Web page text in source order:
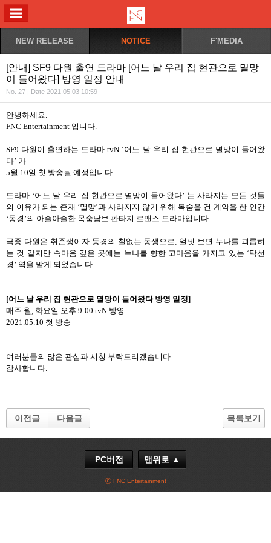
NEW RELEASE NOTICE F'MEDIA
[안내] SF9 다원 출연 드라마 [어느 날 우리 집 현관으로 멸망
이 들어왔다] 방영 일정 안내
No. 27 | Date 2021.05.03 10:59
안녕하세요.
FNC Entertainment 입니다.
SF9 다원이 출연하는 드라마 tvN ‘어느 날 우리 집 현관으로 멸망이 들어왔
다’ 가
5월 10일 첫 방송될 예정입니다.
드라마 ‘어느 날 우리 집 현관으로 멸망이 들어왔다’ 는 사라지는 모든 것들
의 이유가 되는 존재 ‘멸망’과 사라지지 않기 위해 목숨을 건 계약을 한 인간
‘동경’의 아슬아슬한 목숨담보 판타지 로맨스 드라마입니다.
극중 다원은 취준생이자 동경의 철없는 동생으로, 얼핏 보면 누나를 괴롭히
는 것 같지만 속마음 깊은 곳에는 누나를 향한 고마움을 가지고 있는 ‘탁선
경’ 역을 맡게 되었습니다.
[어느 날 우리 집 현관으로 멸망이 들어왔다 방영 일정]
매주 월, 화요일 오후 9:00 tvN 방영
2021.05.10 첫 방송
여러분들의 많은 관심과 시청 부탁드리겠습니다.
감사합니다.
이전글 다음글 목록보기
PC버전 맨위로 ▲
ⓒ FNC Entertainment